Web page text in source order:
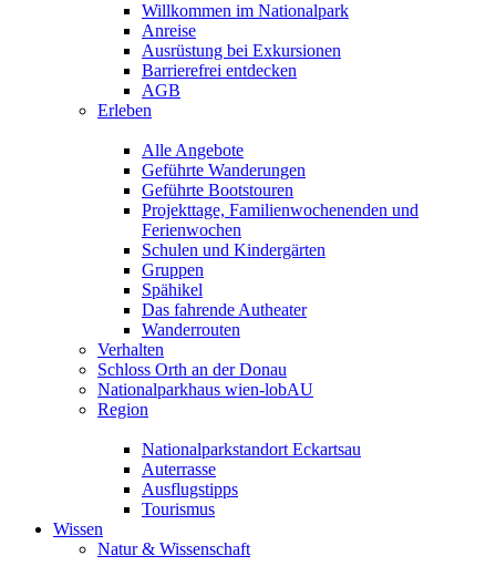
Willkommen im Nationalpark
Anreise
Ausrüstung bei Exkursionen
Barrierefrei entdecken
AGB
Erleben
Alle Angebote
Geführte Wanderungen
Geführte Bootstouren
Projekttage, Familienwochenenden und
Ferienwochen
Schulen und Kindergärten
Gruppen
Spähikel
Das fahrende Autheater
Wanderrouten
Verhalten
Schloss Orth an der Donau
Nationalparkhaus wien-lobAU
Region
Nationalparkstandort Eckartsau
Auterrasse
Ausflugstipps
Tourismus
Wissen
Natur & Wissenschaft